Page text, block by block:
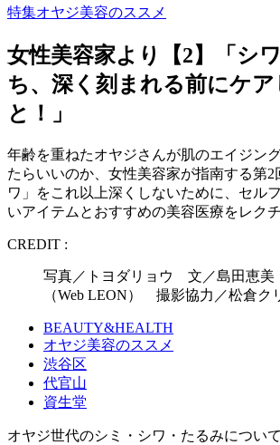
特集オヤジ美容のススメ
女性美容家より【2】「シ
ち、深く刻まれる前にケ
と！」
年齢を重ねたオヤジさんが肌のエイジン
たらいいのか、女性美容家が指南する第2
ワ」をこれ以上深くしないために、セル
いアイテムとおすすめの美容医療をレク
CREDIT :
写真／トヨダリョウ 文／島田恵
（Web LEON） 撮影協力／松倉ク
BEAUTY&HEALTH
オヤジ美容のススメ
渋谷区
代官山
資生堂
オヤジ世代のシミ・シワ・たるみについ